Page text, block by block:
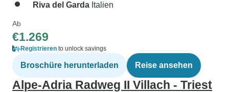
Riva del Garda Italien
Ab
€1.269
Registrieren to unlock savings
Broschüre herunterladen Reise ansehen
Alpe-Adria Radweg II Villach - Triest